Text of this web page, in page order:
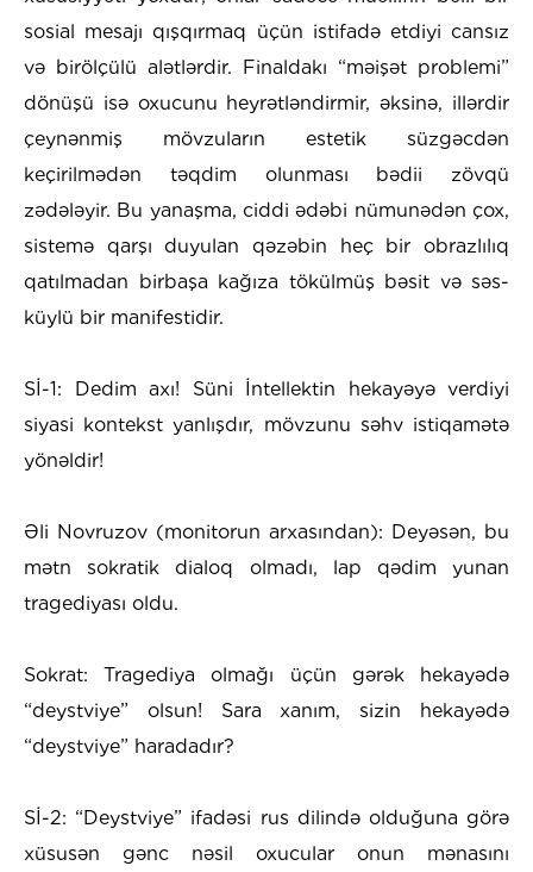
sosial mesajı qışqırmaq üçün istifadə etdiyi cansız
və birölçülü alətlərdir. Finaldakı “məişət problemi”
dönüşü isə oxucunu heyrətləndirmir, əksinə, illərdir
çeynənmiş mövzuların estetik süzgəcdən
keçirilmədən təqdim olunması bədii zövqü
zədələyir. Bu yanaşma, ciddi ədəbi nümunədən çox,
sistemə qarşı duyulan qəzəbin heç bir obrazlılıq
qatılmadan birbaşa kağıza tökülmüş bəsit və səs-
küylü bir manifestidir.
Sİ-1: Dedim axı! Süni İntellektin hekayəyə verdiyi
siyasi kontekst yanlışdır, mövzunu səhv istiqamətə
yönəldir!
Əli Novruzov (monitorun arxasından): Deyəsən, bu
mətn sokratik dialoq olmadı, lap qədim yunan
tragediyası oldu.
Sokrat: Tragediya olmağı üçün gərək hekayədə
“deystviye” olsun! Sara xanım, sizin hekayədə
“deystviye” haradadır?
Sİ-2: “Deystviye” ifadəsi rus dilində olduğuna görə
xüsusən gənc nəsil oxucular onun mənasını